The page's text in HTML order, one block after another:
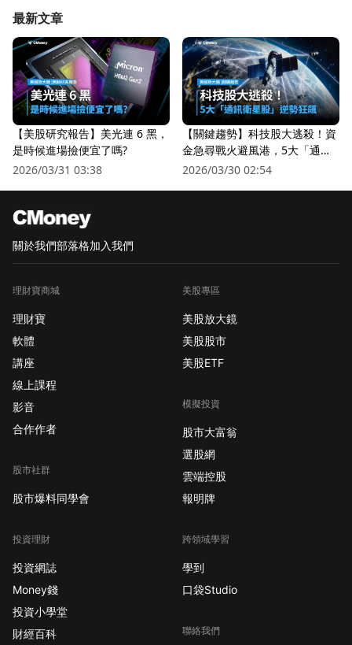
最新文章
【美股研究報告】美光連 6 黑，
是時候進場撿便宜了嗎?
2026/03/31 03:38
【關鍵趨勢】科技股大逃殺！資
金急尋戰火避風港，5大「通訊
衛星股」逆勢狂飆
2026/03/30 02:54
關於我們部落格加入我們
理財寶商城
理財寶
軟體
講座
線上課程
影音
合作作者
股市社群
股市爆料同學會
投資理財
投資網誌
Money錢
投資小學堂
財經百科
美股專區
美股放大鏡
美股股市
美股ETF
模擬投資
股市大富翁
選股網
雲端控股
報明牌
跨領域學習
學到
口袋Studio
聯絡我們